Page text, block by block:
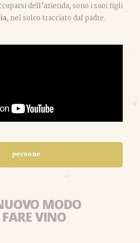
dell’azienda, sono i suoi figli
, nel solco tracciato dal padre.
persone
MODO
VINO